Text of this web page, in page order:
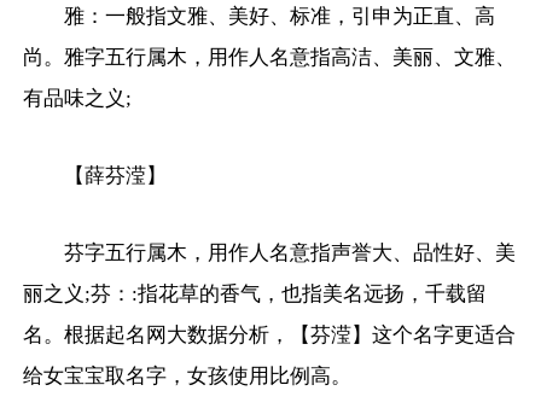
雅：一般指文雅、美好、标准，引申为正直、高
尚。雅字五行属木，用作人名意指高洁、美丽、文雅、
有品味之义;
【薛芬滢】
芬字五行属木，用作人名意指声誉大、品性好、美
丽之义;芬：:指花草的香气，也指美名远扬，千载留
名。根据起名网大数据分析，【芬滢】这个名字更适合
给女宝宝取名字，女孩使用比例高。